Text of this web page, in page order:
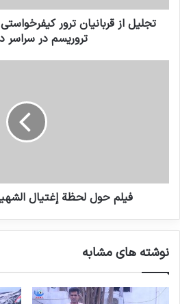
تجلیل از قربانیان ترور
تروریسم در سراسر
فيلم حول لحظة إغتيال
نوشته های مشابه